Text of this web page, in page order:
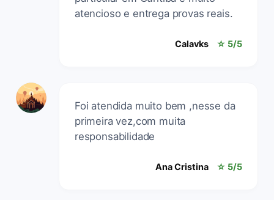
atencioso e entrega provas reais.
Calavks ☆ 5/5
Foi atendida muito bem ,nesse da
primeira vez,com muita
responsabilidade
Ana Cristina ☆ 5/5